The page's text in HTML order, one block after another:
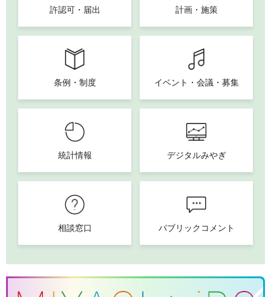
許認可・届出 計画・施策
条例・制度 イベント・会議・募集
統計情報 デジタルみやぎ
相談窓口 パブリックコメント